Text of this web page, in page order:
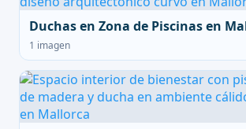
Duchas en Zona de Piscinas en
1 imagen